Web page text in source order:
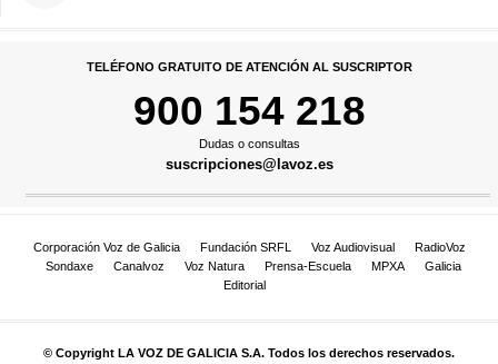
TELÉFONO GRATUITO DE ATENCIÓN AL SUSCRIPTOR
900 154 218
Dudas o consultas
suscripciones@lavoz.es
Corporación Voz de Galicia Fundación SRFL Voz Audiovisual
RadioVoz
Sondaxe
Canalvoz Voz Natura Prensa-Escuela MPXA
Galicia
Editorial
© Copyright LA VOZ DE GALICIA S.A. Todos los derechos reservados.